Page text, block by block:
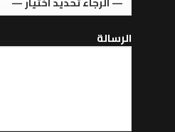
الرسالة